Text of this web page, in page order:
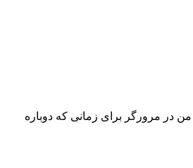
من در مرورگر برای زمانی که دوباره